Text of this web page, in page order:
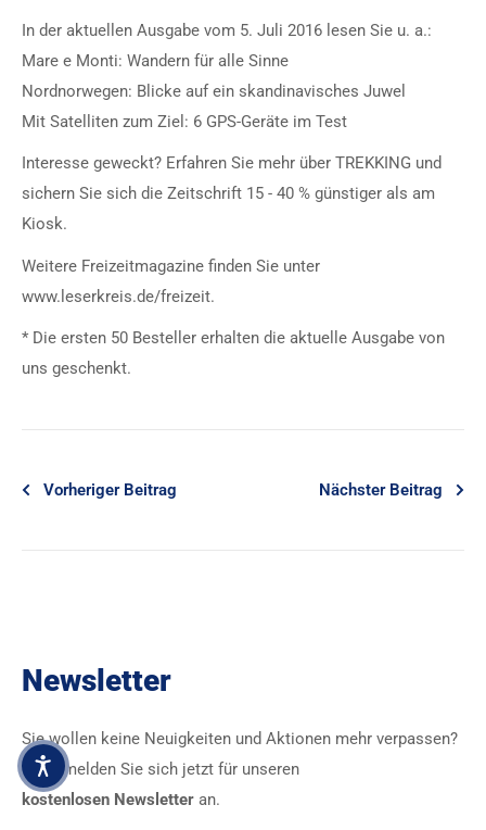
In der aktuellen Ausgabe vom 5. Juli 2016 lesen Sie u. a.:
Mare e Monti: Wandern für alle Sinne
Nordnorwegen: Blicke auf ein skandinavisches Juwel
Mit Satelliten zum Ziel: 6 GPS-Geräte im Test
Interesse geweckt? Erfahren Sie mehr über TREKKING und
sichern Sie sich die Zeitschrift 15 - 40 % günstiger als am
Kiosk.
Weitere Freizeitmagazine finden Sie unter
www.leserkreis.de/freizeit.
* Die ersten 50 Besteller erhalten die aktuelle Ausgabe von
uns geschenkt.
Vorheriger Beitrag Nächster Beitrag
Newsletter
Sie wollen keine Neuigkeiten und Aktionen mehr verpassen?
Dann melden Sie sich jetzt für unseren
kostenlosen Newsletter an.